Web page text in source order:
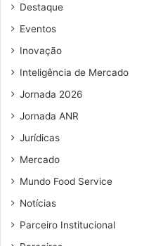
e
e
a
i
Destaque
Eventos
Inovação
Inteligência de Mercado
Jornada 2026
Jornada ANR
Jurídicas
Mercado
Mundo Food Service
Notícias
Parceiro Institucional